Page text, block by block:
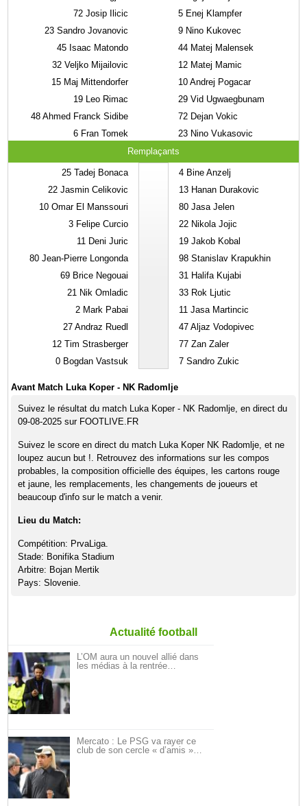
72 Josip Ilicic
23 Sandro Jovanovic
45 Isaac Matondo
32 Veljko Mijailovic
15 Maj Mittendorfer
19 Leo Rimac
48 Ahmed Franck Sidibe
6 Fran Tomek
5 Enej Klampfer
9 Nino Kukovec
44 Matej Malensek
12 Matej Mamic
10 Andrej Pogacar
29 Vid Ugwaegbunam
72 Dejan Vokic
23 Nino Vukasovic
Remplaçants
25 Tadej Bonaca
22 Jasmin Celikovic
10 Omar El Manssouri
3 Felipe Curcio
11 Deni Juric
80 Jean-Pierre Longonda
69 Brice Negouai
21 Nik Omladic
2 Mark Pabai
27 Andraz Ruedl
12 Tim Strasberger
0 Bogdan Vastsuk
4 Bine Anzelj
13 Hanan Durakovic
80 Jasa Jelen
22 Nikola Jojic
19 Jakob Kobal
98 Stanislav Krapukhin
31 Halifa Kujabi
33 Rok Ljutic
11 Jasa Martincic
47 Aljaz Vodopivec
77 Zan Zaler
7 Sandro Zukic
Avant Match Luka Koper - NK Radomlje
Suivez le résultat du match Luka Koper - NK Radomlje, en direct du
09-08-2025 sur FOOTLIVE.FR
Suivez le score en direct du match Luka Koper NK Radomlje, et ne
loupez aucun but !. Retrouvez des informations sur les compos
probables, la composition officielle des équipes, les cartons rouge
et jaune, les remplacements, les changements de joueurs et
beaucoup d'info sur le match a venir.
Lieu du Match:
Compétition: PrvaLiga.
Stade: Bonifika Stadium
Arbitre: Bojan Mertik
Pays: Slovenie.
Actualité football
L’OM aura un nouvel allié dans
les médias à la rentrée…
Mercato : Le PSG va rayer ce
club de son cercle « d’amis »…